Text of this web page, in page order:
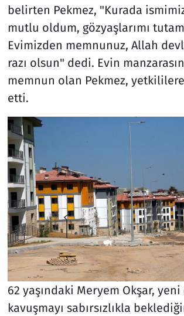
belirten Pekmez, "Kurada
mutlu oldum, gözyaşlarımı
Evimizden memnunuz, Allah
razı olsun" dedi. Evin
memnun olan Pekmez,
etti.
62 yaşındaki Meryem Okşar,
kavuşmayı sabırsızlıkla